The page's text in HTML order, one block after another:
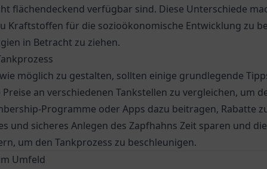
flächendeckend verfügbar sind. Diese Unterschiede
Kraftstoffen für die sozioökonomische Entwicklung zu
in Betracht zu ziehen.
möglich zu gestalten, sollten einige grundlegende
an verschiedenen Tankstellen zu vergleichen, um
Programme oder Apps dazu beitragen, Rabatte
und sicheres Anlegen des Zapfhahns Zeit sparen und
um den Tankprozess zu beschleunigen.
Umfeld